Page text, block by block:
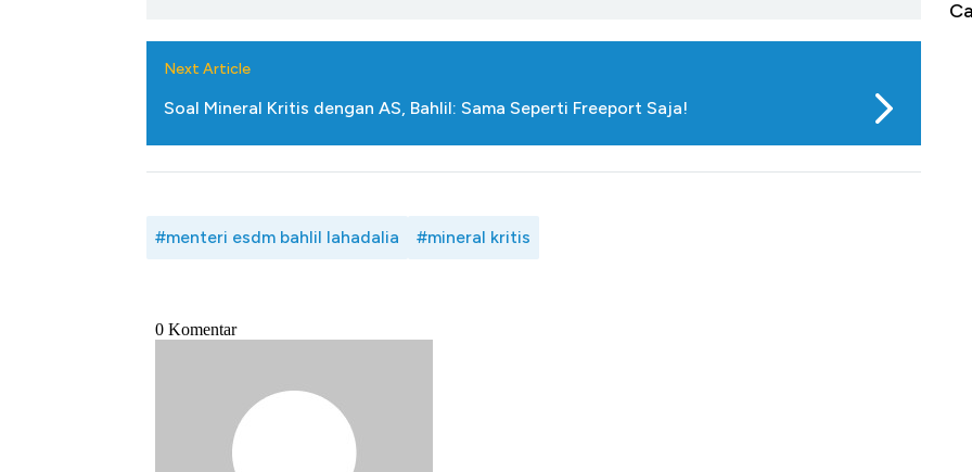
Next Article
Soal Mineral Kritis dengan AS, Bahlil: Sama Seperti Freeport Saja!
#menteri esdm bahlil lahadalia #mineral kritis